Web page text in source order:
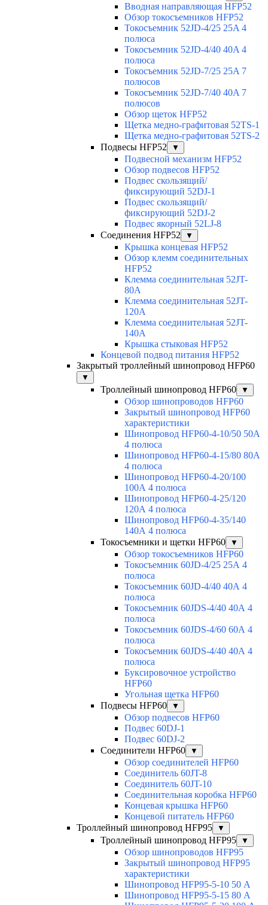
Вводная направляющая HFP52
Обзор токосъемников HFP52
Токосъемник 52JD-4/25 25A 4
полюса
Токосъемник 52JD-4/40 40A 4
полюса
Токосъемник 52JD-7/25 25A 7
полюсов
Токосъемник 52JD-7/40 40A 7
полюсов
Обзор щеток HFP52
Щетка медно-графитовая 52TS-1
Щетка медно-графитовая 52TS-2
Подвесы HFP52
▼
Подвесной механизм HFP52
Обзор подвесов HFP52
Подвес скользящий/
фиксирующий 52DJ-1
Подвес скользящий/
фиксирующий 52DJ-2
Подвес якорный 52LJ-8
Соединения HFP52
▼
Крышка концевая HFP52
Обзор клемм соединительных
HFP52
Клемма соединительная 52JT-
80A
Клемма соединительная 52JT-
120A
Клемма соединительная 52JT-
140A
Крышка стыковая HFP52
Концевой подвод питания HFP52
Закрытый троллейный шинопровод HFP60
▼
Троллейный шинопровод HFP60 ▼
Обзор шинопроводов HFP60
Закрытый шинопровод HFP60
характеристики
Шинопровод HFP60-4-10/50 50А
4 полюса
Шинопровод HFP60-4-15/80 80А
4 полюса
Шинопровод HFP60-4-20/100
100А 4 полюса
Шинопровод HFP60-4-25/120
120А 4 полюса
Шинопровод HFP60-4-35/140
140А 4 полюса
Токосъемники и щетки HFP60
▼
Обзор токосъемников HFP60
Токосъемник 60JD-4/25 25А 4
полюса
Токосъемник 60JD-4/40 40А 4
полюса
Токосъемник 60JDS-4/40 40А 4
полюса
Токосъемник 60JDS-4/60 60А 4
полюса
Токосъемник 60JDS-4/40 40А 4
полюса
Буксировочное устройство
HFP60
Угольная щетка HFP60
Подвесы HFP60
▼
Обзор подвесов HFP60
Подвес 60DJ-1
Подвес 60DJ-2
Соединители HFP60
▼
Обзор соединителей HFP60
Соединитель 60JT-8
Соединитель 60JT-10
Соединительная коробка HFP60
Концевая крышка HFP60
Концевой питатель HFP60
Троллейный шинопровод HFP95
▼
Троллейный шинопровод HFP95 ▼
Обзор шинопроводов HFP95
Закрытый шинопровод HFP95
характеристики
Шинопровод HFP95-5-10 50 А
Шинопровод HFP95-5-15 80 А